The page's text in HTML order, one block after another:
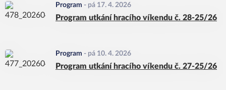
Program - pá 17. 4. 2026
Program utkání hracího víkendu č. 28-25/26
Program - pá 10. 4. 2026
Program utkání hracího víkendu č. 27-25/26